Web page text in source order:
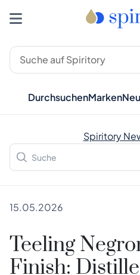
DurchsuchenMarkenNeu
Spiritory
15.05.2026
Teeling
Finish: